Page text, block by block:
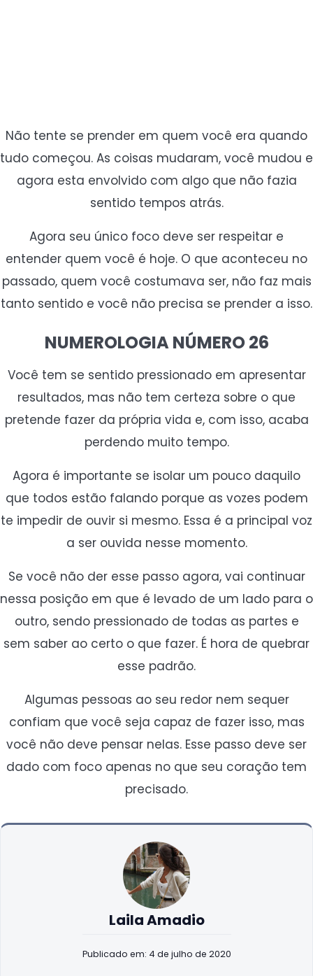
Não tente se prender em quem você era quando
tudo começou. As coisas mudaram, você mudou e
agora esta envolvido com algo que não fazia
sentido tempos atrás.
Agora seu único foco deve ser respeitar e
entender quem você é hoje. O que aconteceu no
passado, quem você costumava ser, não faz mais
tanto sentido e você não precisa se prender a isso.
NUMEROLOGIA NÚMERO 26
Você tem se sentido pressionado em apresentar
resultados, mas não tem certeza sobre o que
pretende fazer da própria vida e, com isso, acaba
perdendo muito tempo.
Agora é importante se isolar um pouco daquilo
que todos estão falando porque as vozes podem
te impedir de ouvir si mesmo. Essa é a principal voz
a ser ouvida nesse momento.
Se você não der esse passo agora, vai continuar
nessa posição em que é levado de um lado para o
outro, sendo pressionado de todas as partes e
sem saber ao certo o que fazer. É hora de quebrar
esse padrão.
Algumas pessoas ao seu redor nem sequer
confiam que você seja capaz de fazer isso, mas
você não deve pensar nelas. Esse passo deve ser
dado com foco apenas no que seu coração tem
precisado.
Laila Amadio
Publicado em: 4 de julho de 2020